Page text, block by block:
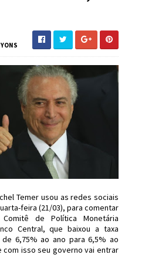
Temer usou as redes sociais
feira (21/03), para comentar
de Política Monetária
Central, que baixou a taxa
6,75% ao ano para 6,5% ao
com isso seu governo vai entrar